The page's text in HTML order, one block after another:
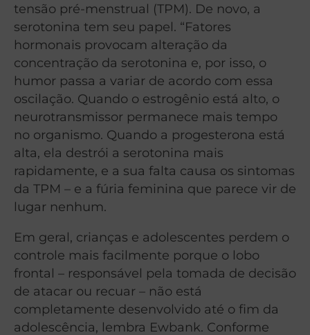
tensão pré-menstrual (TPM). De novo, a
serotonina tem seu papel. “Fatores
hormonais provocam alteração da
concentração da serotonina e, por isso, o
humor passa a variar de acordo com essa
oscilação. Quando o estrogênio está alto, o
neurotransmissor permanece mais tempo
no organismo. Quando a progesterona está
alta, ela destrói a serotonina mais
rapidamente, e a sua falta causa os sintomas
da TPM – e a fúria feminina que parece vir de
lugar nenhum.
Em geral, crianças e adolescentes perdem o
controle mais facilmente porque o lobo
frontal – responsável pela tomada de decisão
de atacar ou recuar – não está
completamente desenvolvido até o fim da
adolescência, lembra Ewbank. Conforme